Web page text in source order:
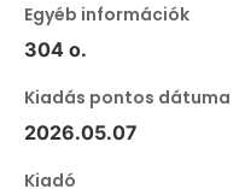
Egyéb információk
304 o.
Kiadás pontos dátuma
2026.05.07
Kiadó